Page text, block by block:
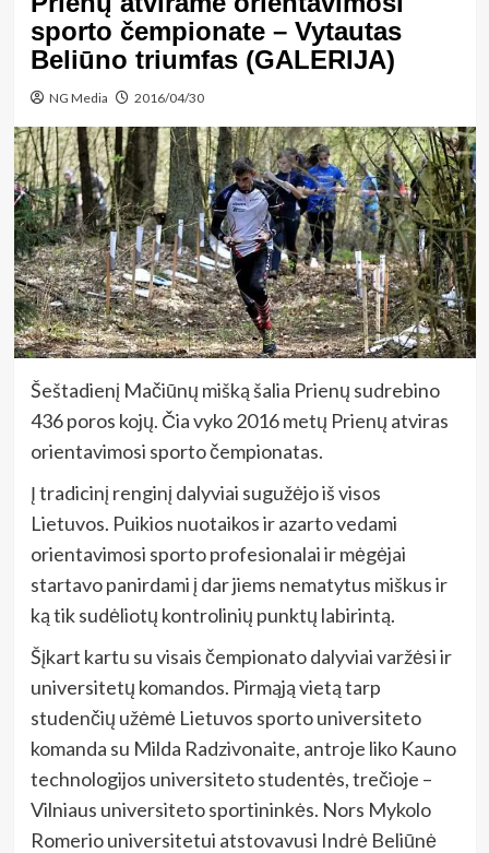
sporto čempionate – Vytautas
Beliūno triumfas (GALERIJA)
NG Media 2016/04/30
Šeštadienį Mačiūnų mišką šalia Prienų sudrebino
436 poros kojų. Čia vyko 2016 metų Prienų atviras
orientavimosi sporto čempionatas.
Į tradicinį renginį dalyviai sugužėjo iš visos
Lietuvos. Puikios nuotaikos ir azarto vedami
orientavimosi sporto profesionalai ir mėgėjai
startavo panirdami į dar jiems nematytus miškus ir
ką tik sudėliotų kontrolinių punktų labirintą.
Šįkart kartu su visais čempionato dalyviai varžėsi ir
universitetų komandos. Pirmąją vietą tarp
studenčių užėmė Lietuvos sporto universiteto
komanda su Milda Radzivonaite, antroje liko Kauno
technologijos universiteto studentės, trečioje –
Vilniaus universiteto sportininkės. Nors Mykolo
Romerio universitetui atstovavusi Indrė Beliūnė